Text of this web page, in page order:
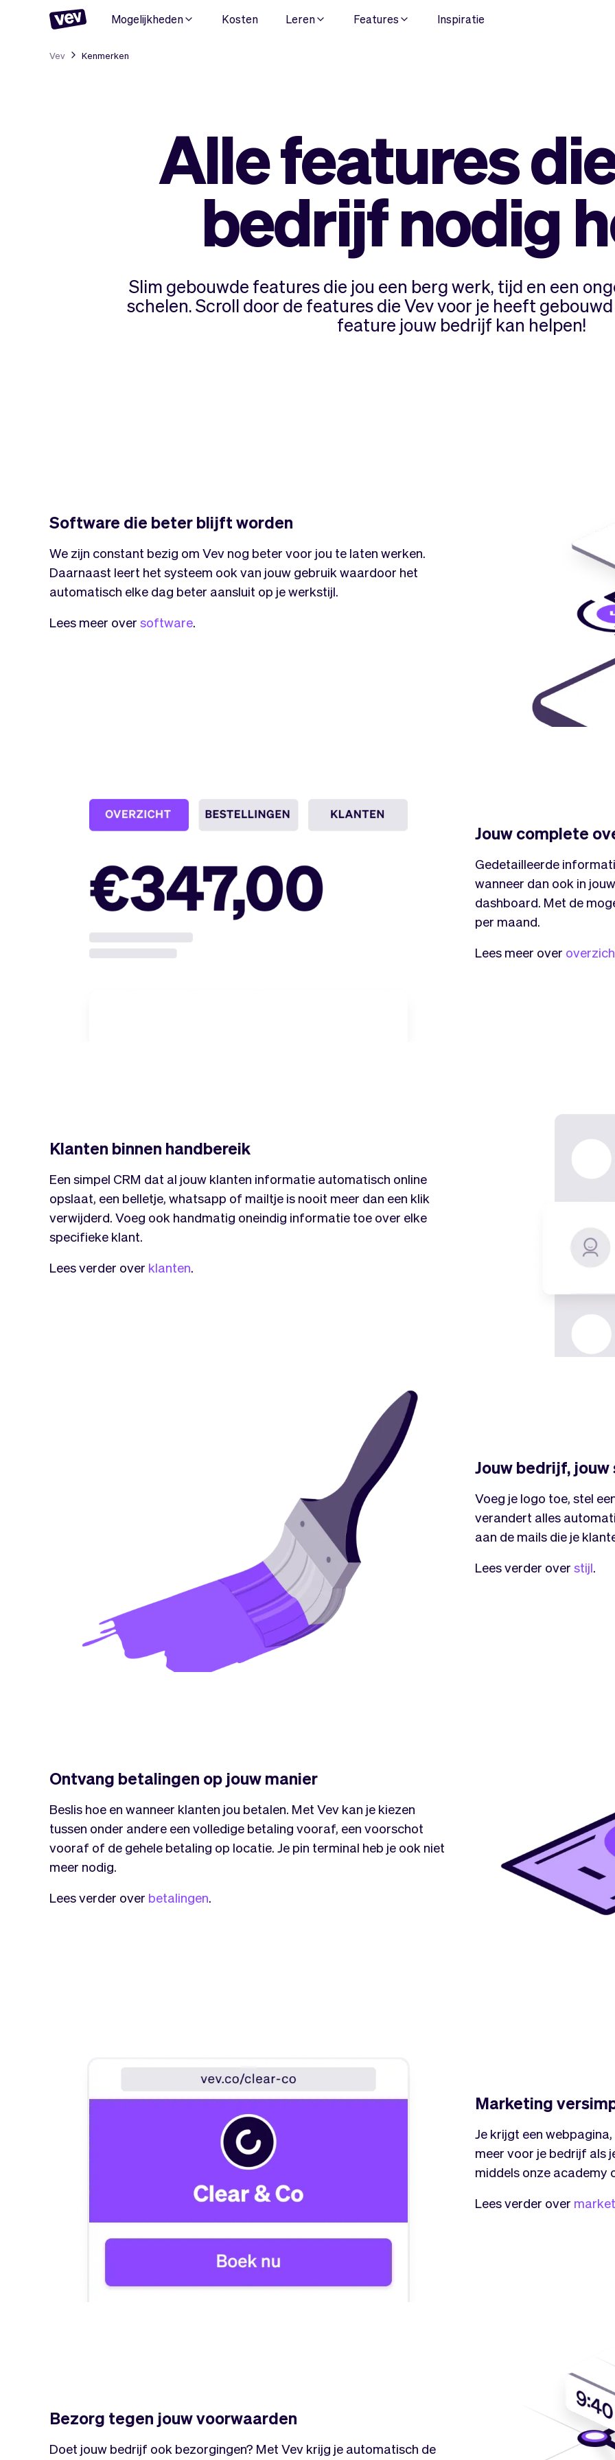
Mogelijkheden Kosten Leren Features Inspiratie
Vev Kenmerken
Alle features
bedrijf nodig
Slim gebouwde features die jou een berg werk, tijd en een
schelen. Scroll door de features die Vev voor je heeft
feature jouw bedrijf kan helpen!
Software die beter blijft worden
We zijn constant bezig om Vev nog beter voor jou te laten werken.
Daarnaast leert het systeem ook van jouw gebruik waardoor het
automatisch elke dag beter aansluit op je werkstijl.
Lees meer over software.
Jouw complete
Gedetailleerde
wanneer dan ook in
dashboard. Met de
per maand.
Lees meer over
Klanten binnen handbereik
Een simpel CRM dat al jouw klanten informatie automatisch online
opslaat, een belletje, whatsapp of mailtje is nooit meer dan een klik
verwijderd. Voeg ook handmatig oneindig informatie toe over elke
specifieke klant.
Lees verder over klanten.
Jouw bedrijf,
Voeg je logo toe, stel
verandert alles
aan de mails die je
Lees verder over stijl.
Ontvang betalingen op jouw manier
Beslis hoe en wanneer klanten jou betalen. Met Vev kan je kiezen
tussen onder andere een volledige betaling vooraf, een voorschot
vooraf of de gehele betaling op locatie. Je pin terminal heb je ook niet
meer nodig.
Lees verder over betalingen.
Marketing
Je krijgt een
meer voor je bedrijf als
middels onze academy
Lees verder over
Bezorg tegen jouw voorwaarden
Doet jouw bedrijf ook bezorgingen? Met Vev krijg je automatisch de